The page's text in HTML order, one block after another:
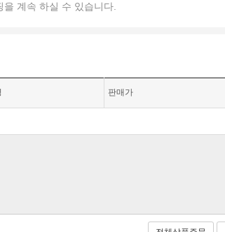
계속 하실 수 있습니다.
판매가